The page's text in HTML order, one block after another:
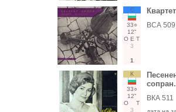
С
33○
12"
О Е Т
3
1
ВСА 509
К
33○
12"
О
Т
3
ВКА 511